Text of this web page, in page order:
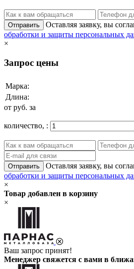
Отправить Оставляя заявку, вы
обработки и защиты персональных
×
Запрос цены
Марка:
Длина:
от руб. за
количество, :
Отправить Оставляя заявку, вы
обработки и защиты персональных
×
Товар добавлен в корзину
×
Ваш запрос принят!
Менеджер свяжется с вами в